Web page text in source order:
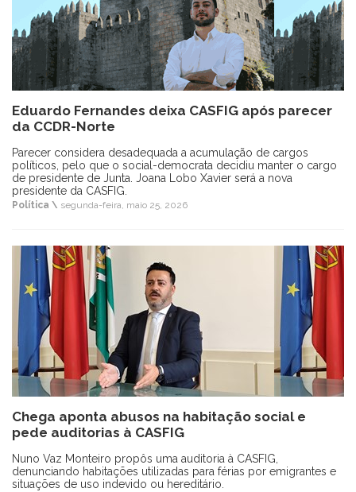
Eduardo Fernandes deixa CASFIG após parecer
da CCDR-Norte
Parecer considera desadequada a acumulação de cargos
políticos, pelo que o social-democrata decidiu manter o cargo
de presidente de Junta. Joana Lobo Xavier será a nova
presidente da CASFIG.
Política \ segunda-feira, maio 25, 2026
Chega aponta abusos na habitação social e
pede auditorias à CASFIG
Nuno Vaz Monteiro propôs uma auditoria à CASFIG,
denunciando habitações utilizadas para férias por emigrantes e
situações de uso indevido ou hereditário.